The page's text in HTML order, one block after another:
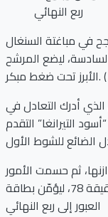
في مباغتة السنغال
ليضع المرشح
الأبرز تحت ضغط مبكر. (
الذي أدرك التعادل في
“أسود التيرانغا” التقدم
ثم حسمت الأمور
بهدف ثالث حمل توقيع إبراهيم مباي في الدقيقة 78، ليؤمّن بطاقة
العبور إلى ربع النهائي